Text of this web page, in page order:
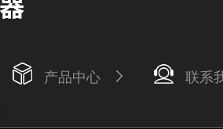
产品中心 联系